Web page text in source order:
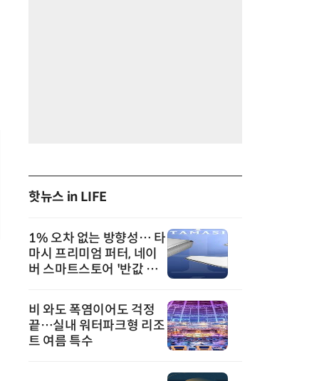
핫뉴스 in LIFE
1% 오차 없는 방향성… 타
마시 프리미엄 퍼터, 네이
버 스마트스토어 '반값 할
비 와도 폭염이어도 걱정
끝…실내 워터파크형 리조
트 여름 특수